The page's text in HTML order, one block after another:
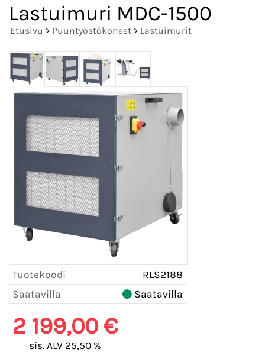
Lastuimuri MDC-1500
Etusivu > Puuntyöstökoneet > Lastuimurit
Tuotekoodi
RLS2188
Saatavilla
Saatavilla
2 199,00 €
sis. ALV 25,50 %